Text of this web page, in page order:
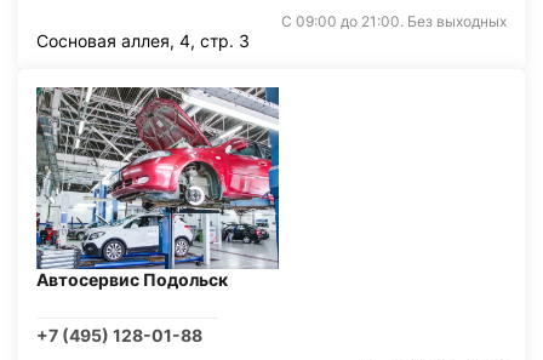
С 09:00 до 21:00. Без выходных
Сосновая аллея, 4, стр. 3
Автосервис Подольск
+7 (495) 128-01-88